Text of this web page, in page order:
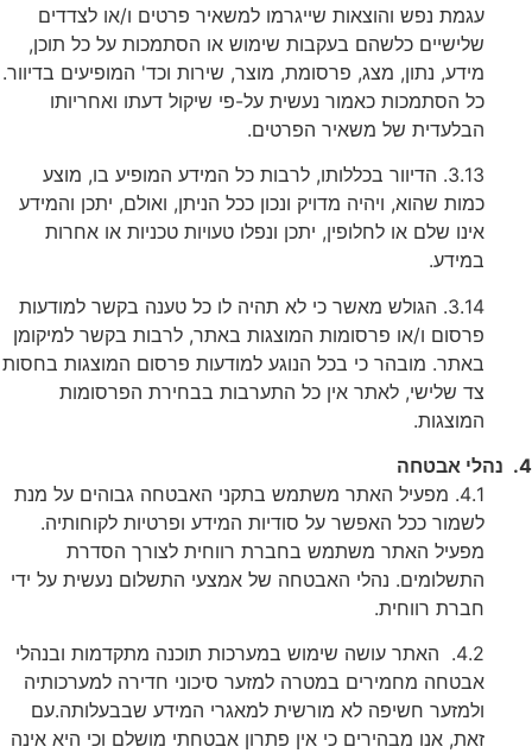
עגמת נפש והוצאות שייגרמו למשאיר פרטים ו/או לצדדים
שלישיים כלשהם בעקבות שימוש או הסתמכות על כל תוכן,
מידע, נתון, מצג, פרסומת, מוצר, שירות וכד' המופיעים בדיוור.
כל הסתמכות כאמור נעשית על-פי שיקול דעתו ואחריותו
הבלעדית של משאיר הפרטים.
3.13. הדיוור בכללותו, לרבות כל המידע המופיע בו, מוצע
כמות שהוא, ויהיה מדויק ונכון ככל הניתן, ואולם, יתכן והמידע
אינו שלם או לחלופין, יתכן ונפלו טעויות טכניות או אחרות
במידע.
3.14. הגולש מאשר כי לא תהיה לו כל טענה בקשר למודעות
פרסום ו/או פרסומות המוצגות באתר, לרבות בקשר למיקומן
באתר. מובהר כי בכל הנוגע למודעות פרסום המוצגות בחסות
צד שלישי, לאתר אין כל התערבות בבחירת הפרסומות
המוצגות.
4. נהלי אבטחה
4.1. מפעיל האתר משתמש בתקני האבטחה גבוהים על מנת
לשמור ככל האפשר על סודיות המידע ופרטיות לקוחותיה.
מפעיל האתר משתמש בחברת רווחית לצורך הסדרת
התשלומים. נהלי האבטחה של אמצעי התשלום נעשית על ידי
חברת רווחית.
4.2. האתר עושה שימוש במערכות תוכנה מתקדמות ובנהלי
אבטחה מחמירים במטרה למזער סיכוני חדירה למערכותיה
ולמזער חשיפה לא מורשית למאגרי המידע שבבעלותה.עם
זאת, אנו מבהירים כי אין פתרון אבטחתי מושלם וכי היא אינה